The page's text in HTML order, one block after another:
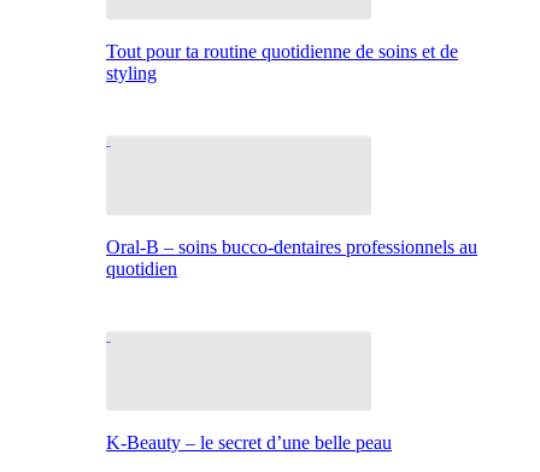
Tout pour ta routine quotidienne de soins et de
styling
Oral-B – soins bucco-dentaires professionnels au
quotidien
K-Beauty – le secret d’une belle peau